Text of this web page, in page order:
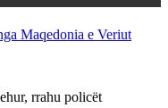
Maqedonia e Veriut
rrahu policët